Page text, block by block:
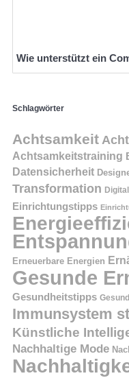
Wie unterstützt ein
Schlagwörter
Achtsamkeit
Achtsamkeitstraining
Datensicherheit
Transformation
Einrichtungstipps
Erneuerbare Energien
Gesunde
Gesundheitstipps
Immunsystem
Künstliche
Nachhaltige Mode